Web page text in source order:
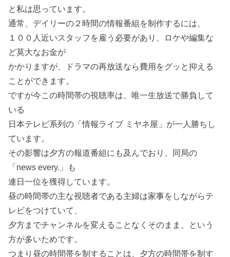
と私は思っています。
通常、デイリーの２時間の情報番組を制作するには、
１００人近いスタッフを雇う必要があり、ロケや編集な
ど莫大なお金が
かかりますが、ドラマの再放送なら費用をグッと抑える
ことができます。
ですが今この時間帯の視聴率は、唯一生放送で勝負して
いる
日本テレビ系列の「情報ライブ ミヤネ屋」が一人勝ちし
ています。
その影響は夕方の報道番組にも及んでおり、同局の
「news every.」も
連日一位を獲得しています。
昼の時間帯の主な視聴者である主婦は家事をしながらテ
レビをつけていて、
夕方までチャンネルを変えることなくそのまま、という
方が多いためです。
つまり昼の時間帯を制することは、夕方の時間帯を制す